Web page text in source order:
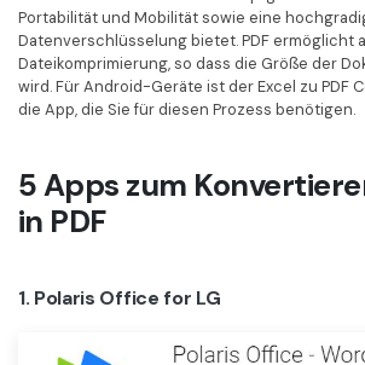
PDF OCR
PDF-Daten extrahieren
PDF freigeben
Branchen
IT-Dienstleistung
Kontakt zum Support
Was ist NEU
Benutzerhandbuch
PDFelement für Mac
PDFelement für Android
Portabilität und Mobilität sowie eine
Datenverschlüsselung bietet. PDF ermöglicht
Dateikomprimierung, so dass die Größe der
wird. Für Android-Geräte ist der Excel zu PDF
die App, die Sie für diesen Prozess benötigen.
5 Apps zum
in PDF
1. Polaris Office for LG